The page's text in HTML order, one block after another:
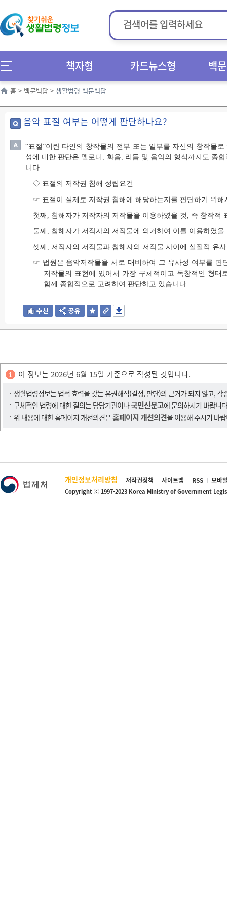
책자형 카드뉴스형 백
홈 > 백문백답 > 생활법령 백문백답
음악 표절 여부는 어떻게 판단하나요?
“표절”이란 타인의 창작물의 전부 또는 일부를 자신의 창작물
성에 대한 판단은 멜로디, 화음, 리듬 및 음악의 형식까지도 종
니다.
◇ 표절의 저작권 침해 성립요건
☞ 표절이 실제로 저작권 침해에 해당하는지를 판단하기 위
첫째, 침해자가 저작자의 저작물을 이용하였을 것, 즉 창작적
둘째, 침해자가 저작자의 저작물에 의거하여 이를 이용하였을
셋째, 저작자의 저작물과 침해자의 저작물 사이에 실질적 유
☞ 법원은 음악저작물을 서로 대비하여 그 유사성 여부를 판
저작물의 표현에 있어서 가장 구체적이고 독창적인 형
함께 종합적으로 고려하여 판단하고 있습니다.
이 정보는 2026년 6월 15일 기준으로 작성된 것입니다.
생활법령정보는 법적 효력을 갖는 유권해석(결정, 판단)의 근거가 되지 않고,
구체적인 법령에 대한 질의는 담당기관이나국민신문고에 문의하시기 바랍니
위 내용에 대한 홈페이지 개선의견은홈페이지 개선의견을 이용해 주시기 바
개인정보처리방침 저작권정책 사이트맵 RSS 모바
Copyright ⓒ 1997-2023 Korea Ministry of Government